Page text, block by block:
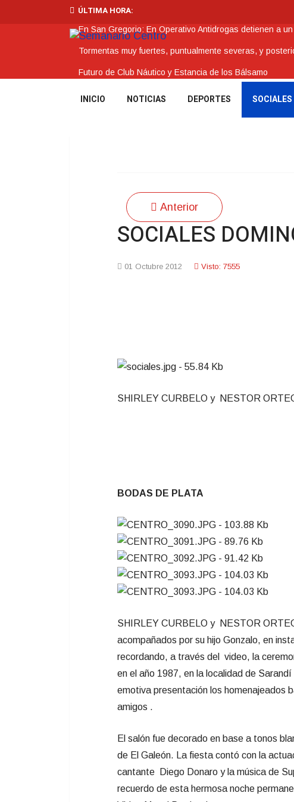
ÚLTIMA HORA:
En San Gregorio: En Operativo Antidrogas detienen a
Tormentas muy fuertes, puntualmente severas, y
Futuro de Club Náutico y Estancia de los Bálsamo
La Intendencia de Tacuarembó reconoce a Jóvenes
INICIO NOTICIAS DEPORTES SOCIALES
Anterior
SOCIALES
01 Octubre 2012 Visto: 7555
SHIRLEY CURBELO y NESTOR
BODAS DE PLATA
SHIRLEY CURBELO y NESTOR
acompañados por su hijo Gonzalo, en
recordando, a través del video, la
en el año 1987, en la localidad de
emotiva presentación los homenajeados
amigos .
El salón fue decorado en base a tonos
de El Galeón. La fiesta contó con la
cantante Diego Donaro y la música de
recuerdo de esta hermosa noche